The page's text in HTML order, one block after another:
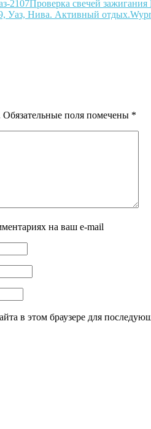
Проверка свечей зажигания
Обязательные поля помечены *
на ваш e-mail
в этом браузере для